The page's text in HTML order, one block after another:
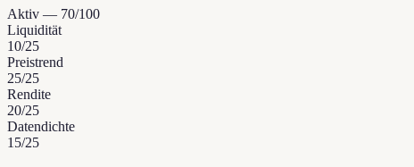
Aktiv — 70/100
Liquidität
10/25
Preistrend
25/25
Rendite
20/25
Datendichte
15/25